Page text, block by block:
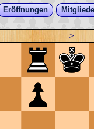
Eröffnungen
>